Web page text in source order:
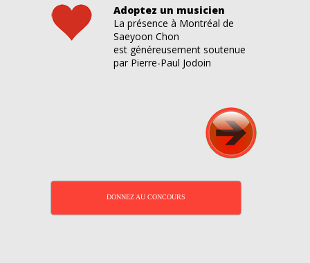
Adoptez un musicien
La présence à Montréal de
Saeyoon Chon
est généreusement soutenue
par Pierre-Paul Jodoin
DONNEZ AU CONCOURS